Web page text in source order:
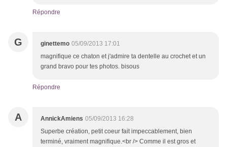
Répondre
G ginettemo 05/09/2013 17:01
magnifique ce chaton et j'admire ta dentelle au crochet et un
grand bravo pour tes photos. bisous
Répondre
A AnnickAmiens 05/09/2013 16:28
Superbe création, petit coeur fait impeccablement, bien
terminé, vraiment magnifique.<br /> Comme il est gros et